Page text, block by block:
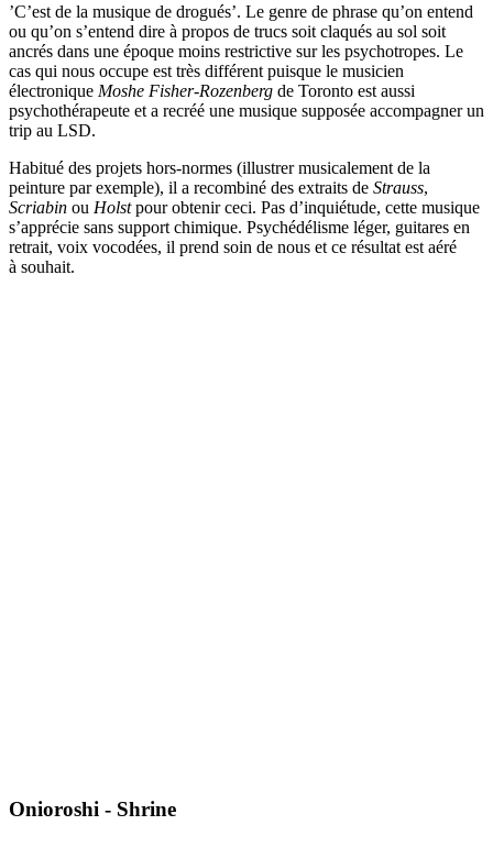
’C’est de la musique de drogués’. Le genre de phrase qu’on entend
ou qu’on s’entend dire à propos de trucs soit claqués au sol soit
ancrés dans une époque moins restrictive sur les psychotropes. Le
cas qui nous occupe est très différent puisque le musicien
électronique Moshe Fisher-Rozenberg de Toronto est aussi
psychothérapeute et a recréé une musique supposée accompagner un
trip au LSD.
Habitué des projets hors-normes (illustrer musicalement de la
peinture par exemple), il a recombiné des extraits de Strauss,
Scriabin ou Holstpour obtenir ceci. Pas d’inquiétude, cette musique
s’apprécie sans support chimique. Psychédélisme léger, guitares en
retrait, voix vocodées, il prend soin de nous et ce résultat est aéré
à souhait.
Onioroshi - Shrine